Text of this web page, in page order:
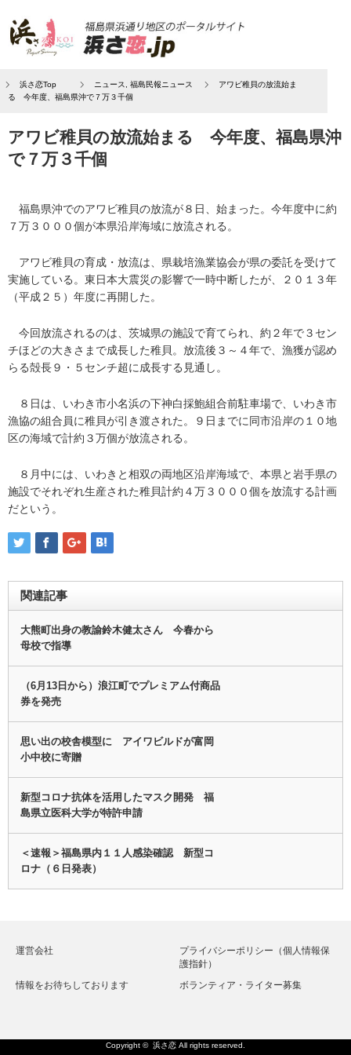
浜さ恋Top ニュース 福島民報ニュース
アワビ稚貝の放流始ま
る 今年度、福島県沖で７万３千個
アワビ稚貝の放流始まる 今年度、福島県沖
で７万３千個
福島県沖でのアワビ稚貝の放流が８日、始まった。今年度中に約
７万３０００個が本県沿岸海域に放流される。
アワビ稚貝の育成・放流は、県栽培漁業協会が県の委託を受けて
実施している。東日本大震災の影響で一時中断したが、２０１３年
（平成２５）年度に再開した。
今回放流されるのは、茨城県の施設で育てられ、約２年で３セン
チほどの大きさまで成長した稚貝。放流後３～４年で、漁獲が認め
らる殻長９・５センチ超に成長する見通し。
８日は、いわき市小名浜の下神白採鮑組合前駐車場で、いわき市
漁協の組合員に稚貝が引き渡された。９日までに同市沿岸の１０地
区の海域で計約３万個が放流される。
８月中には、いわきと相双の両地区沿岸海域で、本県と岩手県の
施設でそれぞれ生産された稚貝計約４万３０００個を放流する計画
だという。
関連記事
大熊町出身の教諭鈴木健太さん 今春から
母校で指導
（6月13日から）浪江町でプレミアム付商品
券を発売
思い出の校舎模型に アイワビルドが富岡
小中校に寄贈
新型コロナ抗体を活用したマスク開発 福
島県立医科大学が特許申請
＜速報＞福島県内１１人感染確認 新型コ
ロナ（６日発表）
運営会社
プライバシーポリシー（個人情報保
護指針）
情報をお待ちしております
ボランティア・ライター募集
Copyright © 浜さ恋 All rights reserved.